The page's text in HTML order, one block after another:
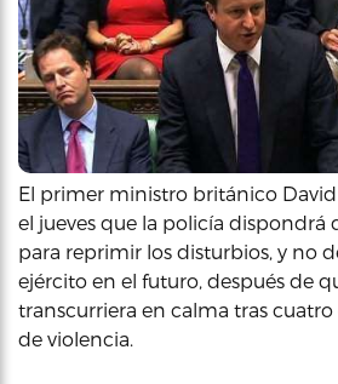
El primer ministro británico
el jueves que la policía dispondrá
para reprimir los disturbios, y no
ejército en el futuro, después de
transcurriera en calma tras
de violencia.